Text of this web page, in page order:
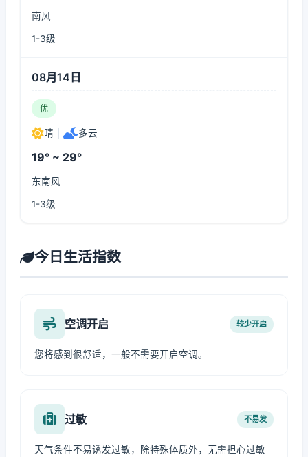
南风
1-3级
08月14日
优
晴 多云
19° ~ 29°
东南风
1-3级
今日生活指数
空调开启 较少开启
您将感到很舒适，一般不需要开启空调。
过敏 不易发
天气条件不易诱发过敏，除特殊体质外，无需担心过敏